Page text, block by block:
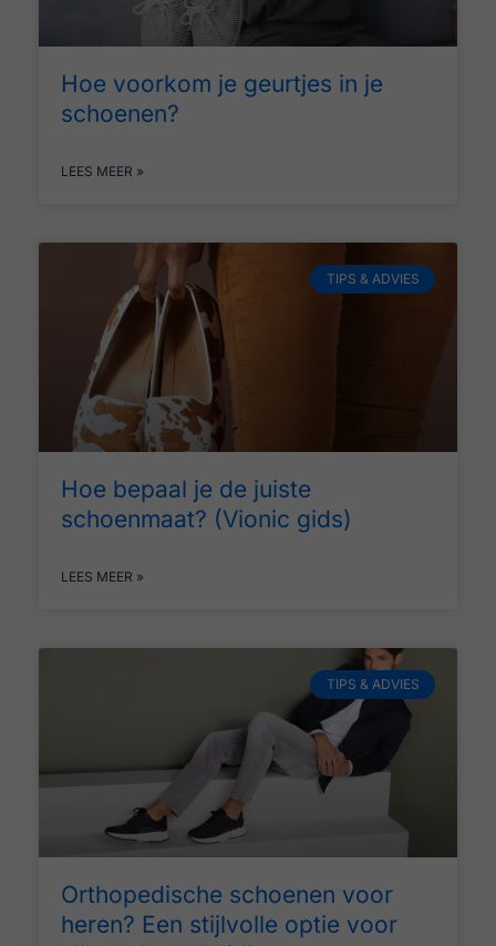
Hoe voorkom je geurtjes in je
schoenen?
LEES MEER »
TIPS & ADVIES
Hoe bepaal je de juiste
schoenmaat? (Vionic gids)
LEES MEER »
TIPS & ADVIES
Orthopedische schoenen voor
heren? Een stijlvolle optie voor